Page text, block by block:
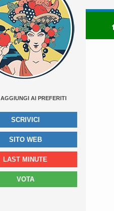
AGGIUNGI AI PREFERITI
SCRIVICI
SITO WEB
LAST MINUTE
VOTA